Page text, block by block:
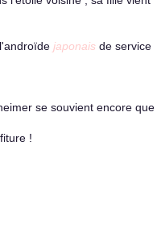
japonais de service
se souvient encore que
!